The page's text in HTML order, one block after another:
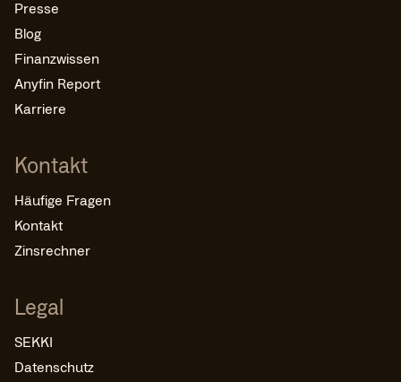
Presse
Blog
Finanzwissen
Anyfin Report
Karriere
Kontakt
Häufige Fragen
Kontakt
Zinsrechner
Legal
SEKKI
Datenschutz